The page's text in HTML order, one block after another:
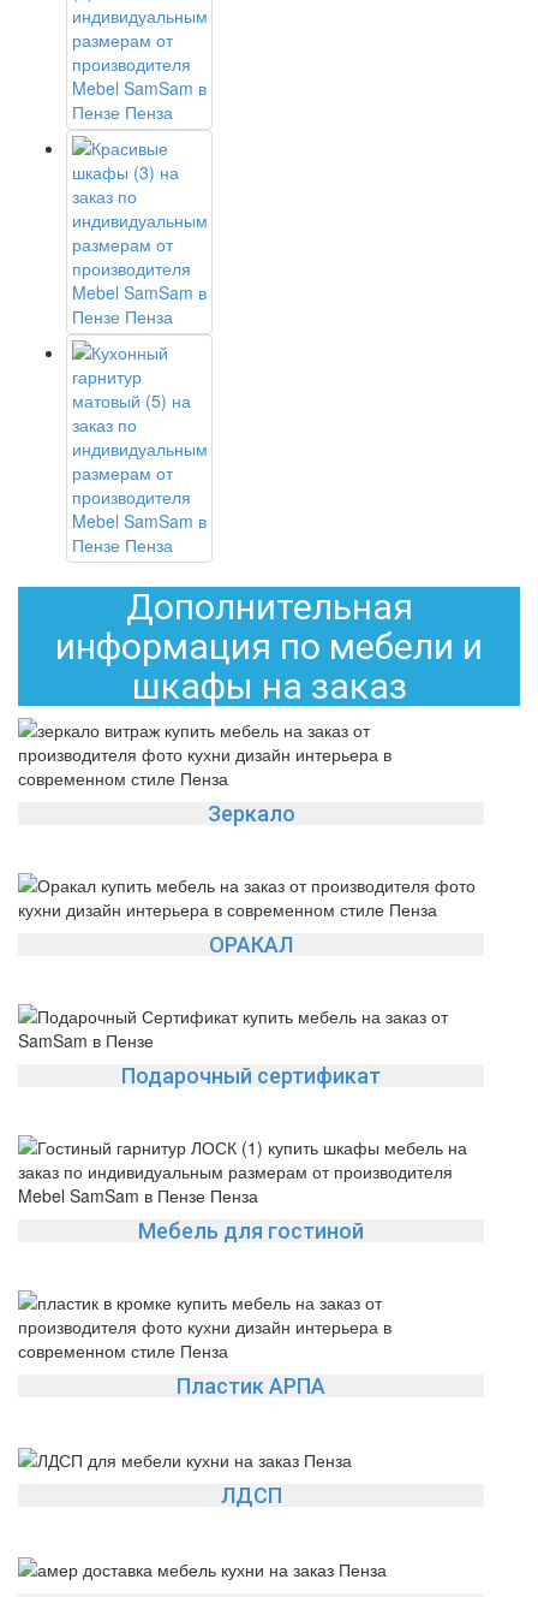
Дополнительная
информация по мебели и
шкафы на заказ
Зеркало
ОРАКАЛ
Подарочный сертификат
Мебель для гостиной
Пластик АРПА
ЛДСП